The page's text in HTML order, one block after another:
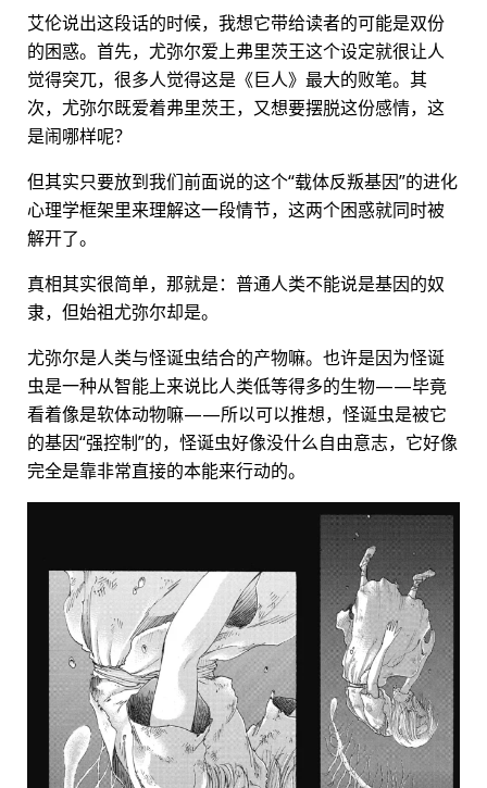
艾伦说出这段话的时候，我想它带给读者的可能是双份
的困惑。首先，尤弥尔爱上弗里茨王这个设定就很让人
觉得突兀，很多人觉得这是《巨人》最大的败笔。其
次，尤弥尔既爱着弗里茨王，又想要摆脱这份感情，这
是闹哪样呢？
但其实只要放到我们前面说的这个“载体反叛基因”的进化
心理学框架里来理解这一段情节，这两个困惑就同时被
解开了。
真相其实很简单，那就是：普通人类不能说是基因的奴
隶，但始祖尤弥尔却是。
尤弥尔是人类与怪诞虫结合的产物嘛。也许是因为怪诞
虫是一种从智能上来说比人类低等得多的生物——毕竟
看着像是软体动物嘛——所以可以推想，怪诞虫是被它
的基因“强控制”的，怪诞虫好像没什么自由意志，它好像
完全是靠非常直接的本能来行动的。